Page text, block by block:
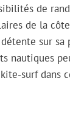
de
de la côte
sur sa
nautiques
surf dans